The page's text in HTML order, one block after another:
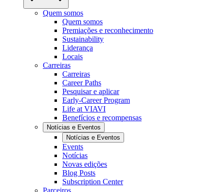
Quem somos
Quem somos
Premiações e reconhecimento
Sustainability
Liderança
Locais
Carreiras
Carreiras
Career Paths
Pesquisar e aplicar
Early-Career Program
Life at VIAVI
Benefícios e recompensas
Notícias e Eventos
Notícias e Eventos
Events
Notícias
Novas edições
Blog Posts
Subscription Center